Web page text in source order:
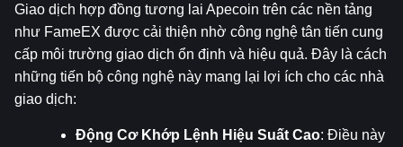
Giao dịch hợp đồng tương lai Apecoin trên các nền tảng
như FameEX được cải thiện nhờ công nghệ tân tiến cung
cấp môi trường giao dịch ổn định và hiệu quả. Đây là cách
những tiến bộ công nghệ này mang lại lợi ích cho các nhà
giao dịch:
Động Cơ Khớp Lệnh Hiệu Suất Cao: Điều này